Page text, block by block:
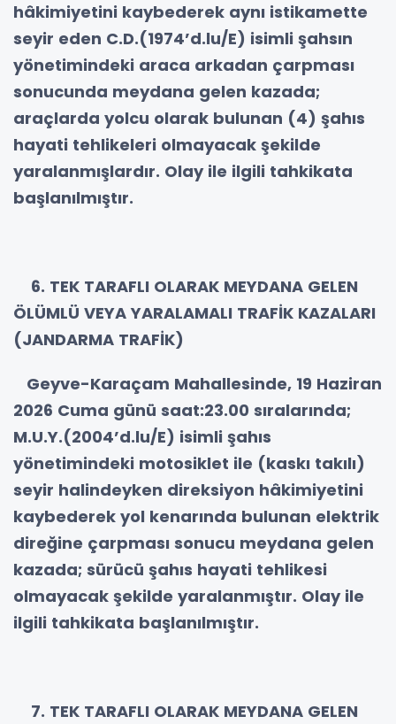
hâkimiyetini kaybederek aynı istikamette
seyir eden C.D.(1974’d.lu/E) isimli şahsın
yönetimindeki araca arkadan çarpması
sonucunda meydana gelen kazada;
araçlarda yolcu olarak bulunan (4) şahıs
hayati tehlikeleri olmayacak şekilde
yaralanmışlardır. Olay ile ilgili tahkikata
başlanılmıştır.
6. TEK TARAFLI OLARAK MEYDANA GELEN
ÖLÜMLÜ VEYA YARALAMALI TRAFİK KAZALARI
(JANDARMA TRAFİK)
Geyve-Karaçam Mahallesinde, 19 Haziran
2026 Cuma günü saat:23.00 sıralarında;
M.U.Y.(2004’d.lu/E) isimli şahıs
yönetimindeki motosiklet ile (kaskı takılı)
seyir halindeyken direksiyon hâkimiyetini
kaybederek yol kenarında bulunan elektrik
direğine çarpması sonucu meydana gelen
kazada; sürücü şahıs hayati tehlikesi
olmayacak şekilde yaralanmıştır. Olay ile
ilgili tahkikata başlanılmıştır.
7. TEK TARAFLI OLARAK MEYDANA GELEN